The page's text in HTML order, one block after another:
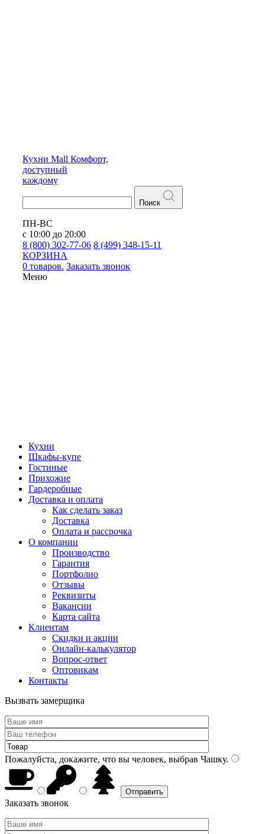
Кухни Mall Комфорт,
доступный
каждому
Поиск
ПН-ВС
с 10:00 до 20:00
8 (800) 302-77-06 8 (499) 348-15-11
КОРЗИНА
0 товаров. Заказать звонок
Меню
Кухни
Шкафы-купе
Гостиные
Прихожие
Гардеробные
Доставка и оплата
Как сделать заказ
Доставка
Оплата и рассрочка
О компании
Производство
Гарантия
Портфолио
Отзывы
Реквизиты
Вакансии
Карта сайта
Клиентам
Скидки и акции
Онлайн-калькулятор
Вопрос-ответ
Оптовикам
Контакты
Вызвать замерщика
Пожалуйста, докажите, что вы человек, выбрав Чашку.
Заказать звонок